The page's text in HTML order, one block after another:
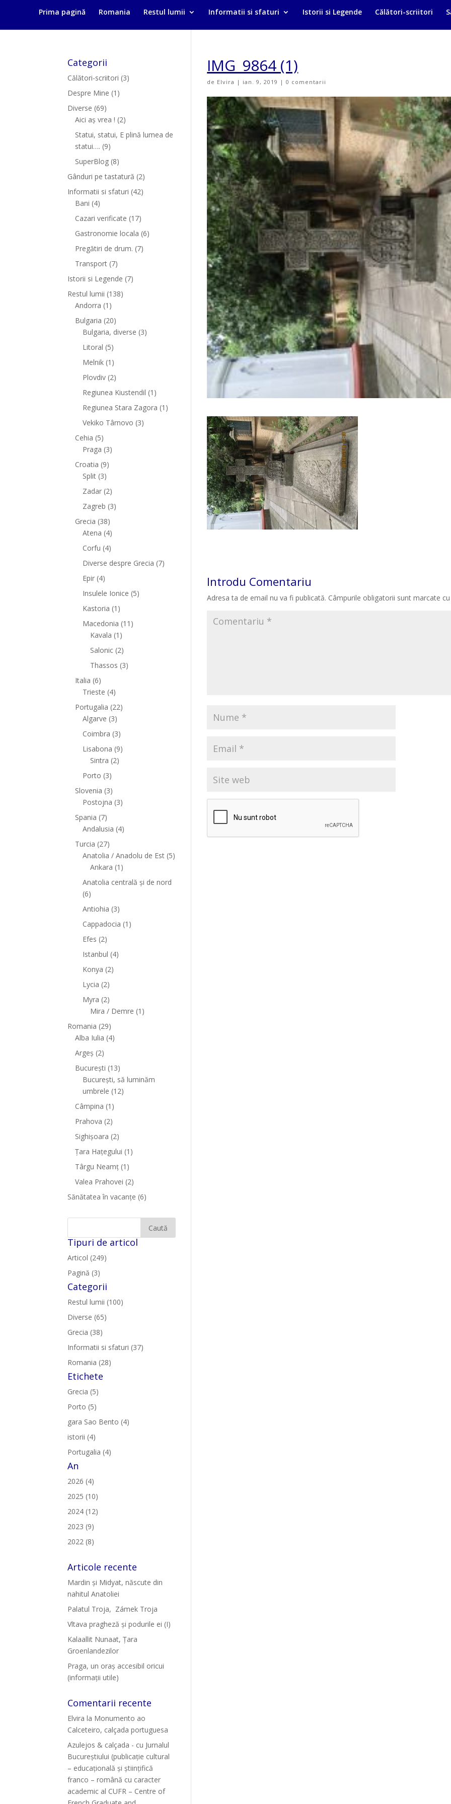
Prima pagină Romania Restul lumii Informatii si sfaturi Istorii si Legende Călători-scriitori
IMG_9864 (1)
de Elvira | ian. 9, 2019 |0 comentarii
Introdu Comentariu
Adresa ta de email nu va fi publicată. Câmpurile obligatorii sunt marcate
Categorii
Călători-scriitori (3)
Despre Mine (1)
Diverse (69)
Aici aș vrea ! (2)
Statui, statui, E plină lumea de
statui…. (9)
SuperBlog (8)
Gânduri pe tastatură (2)
Informatii si sfaturi (42)
Bani (4)
Cazari verificate (17)
Gastronomie locala (6)
Pregătiri de drum. (7)
Transport (7)
Istorii si Legende (7)
Restul lumii (138)
Andorra (1)
Bulgaria (20)
Bulgaria, diverse (3)
Litoral (5)
Melnik (1)
Plovdiv (2)
Regiunea Kiustendil (1)
Regiunea Stara Zagora (1)
Vekiko Târnovo (3)
Cehia (5)
Praga (3)
Croatia (9)
Split (3)
Zadar (2)
Zagreb (3)
Grecia (38)
Atena (4)
Corfu (4)
Diverse despre Grecia (7)
Epir (4)
Insulele Ionice (5)
Kastoria (1)
Macedonia (11)
Kavala (1)
Salonic (2)
Thassos (3)
Italia (6)
Trieste (4)
Portugalia (22)
Algarve (3)
Coimbra (3)
Lisabona (9)
Sintra (2)
Porto (3)
Slovenia (3)
Postojna (3)
Spania (7)
Andalusia (4)
Turcia (27)
Anatolia / Anadolu de Est (5)
Ankara (1)
Anatolia centrală și de nord
(6)
Antiohia (3)
Cappadocia (1)
Efes (2)
Istanbul (4)
Konya (2)
Lycia (2)
Myra (2)
Mira / Demre (1)
Romania (29)
Alba Iulia (4)
Argeș (2)
București (13)
București, să luminăm
umbrele (12)
Câmpina (1)
Prahova (2)
Sighişoara (2)
Țara Hațegului (1)
Târgu Neamţ (1)
Valea Prahovei (2)
Sănătatea în vacanțe (6)
Tipuri de articol
Articol (249)
Pagină (3)
Categorii
Restul lumii (100)
Diverse (65)
Grecia (38)
Informatii si sfaturi (37)
Romania (28)
Etichete
Grecia (5)
Porto (5)
gara Sao Bento (4)
istorii (4)
Portugalia (4)
An
2026 (4)
2025 (10)
2024 (12)
2023 (9)
2022 (8)
Articole recente
Mardin și Midyat, născute din
nahitul Anatoliei
Palatul Troja, Zámek Troja
Vltava pragheză și podurile ei (I)
Kalaallit Nunaat, Țara
Groenlandezilor
Praga, un oraș accesibil oricui
(informații utile)
Comentarii recente
Elvira la Monumento ao
Calceteiro, calçada portuguesa
Azulejos & calçada - cu Jurnalul
Bucureștiului (publicație cultural
– educațională și științifică
franco – română cu caracter
academic al CUFR – Centre of